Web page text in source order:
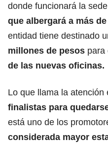
donde funcionará la sede
que albergará a más
entidad tiene destinado
millones de pesos para
de las nuevas oficinas.
Lo que llama la atención
finalistas para
está uno de los
considerada mayor